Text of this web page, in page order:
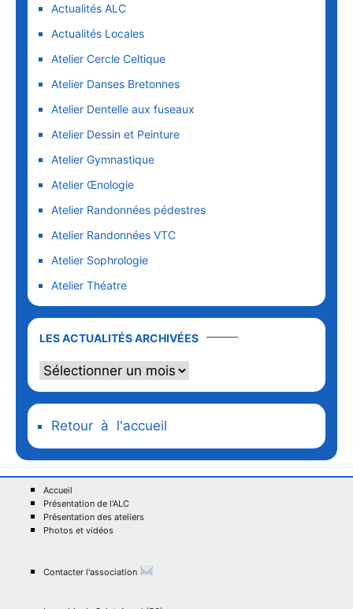
Actualités ALC
Actualités Locales
Atelier Cercle Celtique
Atelier Danses Bretonnes
Atelier Dentelle aux fuseaux
Atelier Dessin et Peinture
Atelier Gymnastique
Atelier Œnologie
Atelier Randonnées pédestres
Atelier Randonnées VTC
Atelier Sophrologie
Atelier Théatre
LES ACTUALITÉS ARCHIVÉES
Retour à l'accueil
Accueil
Présentation de l'ALC
Présentation des ateliers
Photos et vidéos
Contacter l'association